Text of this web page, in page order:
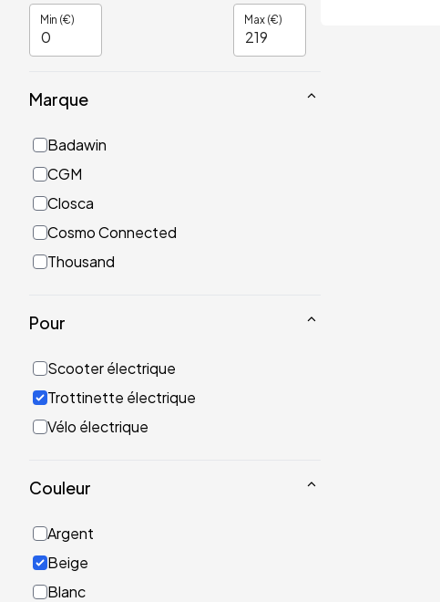
Min (€) Max (€)
Marque
Badawin
CGM
Closca
Cosmo Connected
Thousand
Pour
Scooter électrique
Trottinette électrique
Vélo électrique
Couleur
Argent
Beige
Blanc